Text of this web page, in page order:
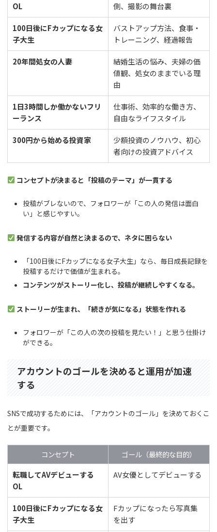
OL
側、撮影の舞台裏
100日後にFカップになる女
子大生
バストアップ方法、食事・
トレーニング、経過報告
20年間処女の人妻
結婚生活の悩み、夫婦の価
値観、処女のままでいる理
由
1日3時間しか働かないフリ
ーランス
仕事術、効率的な働き方、
自由なライフスタイル
300円から始める投資家
少額投資のノウハウ、初心
者向けの投資アドバイス
コンセプトが決まると「投稿のテーマ」が一貫する
投稿がブレないので、フォロワーが「この人の発信は面白
い」と感じやすい。
発信する内容が自然と決まるので、ネタに困らない
「100日後にFカップになる女子大生」なら、毎日成長記録を
投稿するだけで価値が生まれる。
コンテンツがストーリー化し、投稿が継続しやすくなる。
ストーリーが生まれ、「続きが気になる」状態を作れる
フォロワーが「この人の次の投稿を見たい！」と思う仕掛け
ができる。
アカウントのゴールを決めると運用が加速
する
SNSで成功するためには、「アカウントのゴール」を決めておくこ
とが重要です。
コンセプト
ゴール（最終的な目的）
転職してAVデビューする
OL
AV女優としてデビューする
100日後にFカップになる女
子大生
Fカップになったら写真集
を出す